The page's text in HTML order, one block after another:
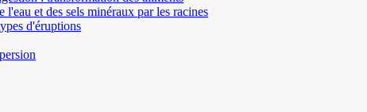
et des sels minéraux par les racines
d'éruptions